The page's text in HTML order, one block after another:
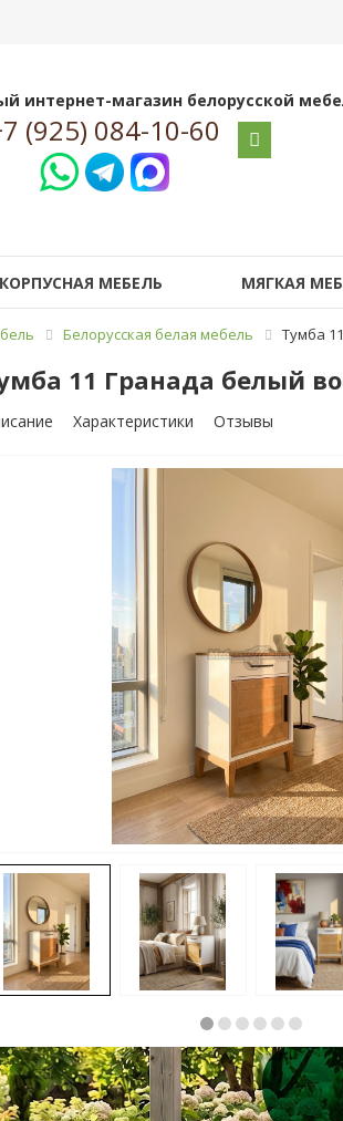
интернет-магазин белорусской
(925) 084-10-60
КОРПУСНАЯ МЕБЕЛЬ МЯГКАЯ
Белорусская белая мебель Тумба
11 Гранада белый
Характеристики Отзывы